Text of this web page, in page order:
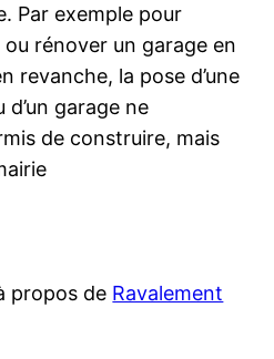
Par exemple pour
rénover un garage en
revanche, la pose d’une
d’un garage ne
de construire, mais
propos de Ravalement